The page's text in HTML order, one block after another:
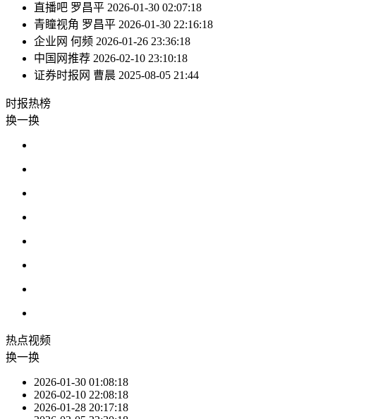
直播吧 罗昌平 2026-01-30 02:07:18
青瞳视角 罗昌平 2026-01-30 22:16:18
企业网 何频 2026-01-26 23:36:18
中国网推荐 2026-02-10 23:10:18
证券时报网 曹晨 2025-08-05 21:44
时报热榜
换一换
热点视频
换一换
2026-01-30 01:08:18
2026-02-10 22:08:18
2026-01-28 20:17:18